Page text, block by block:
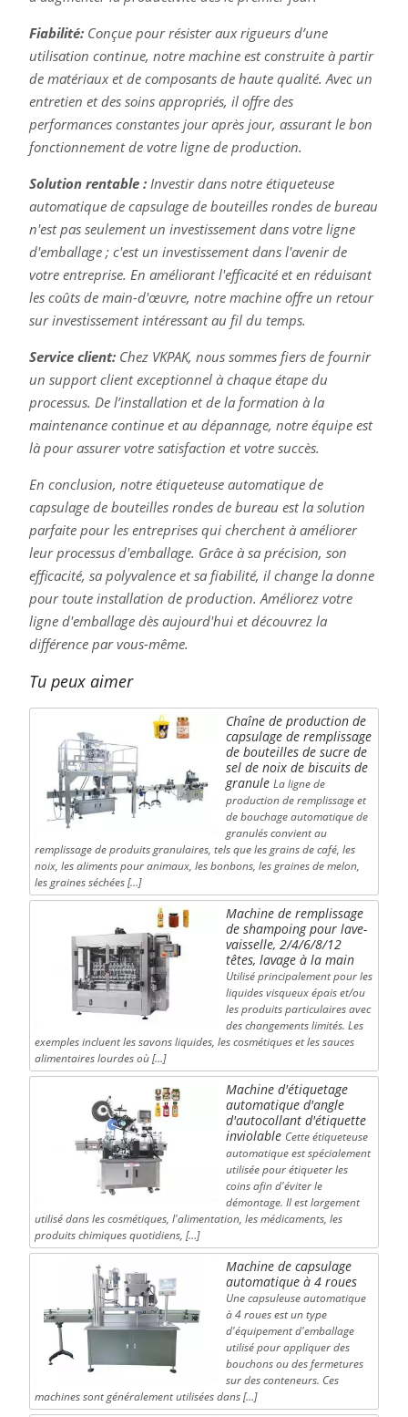
Fiabilité:Conçue pour résister aux rigueurs d’une
utilisation continue, notre machine est construite à partir
de matériaux et de composants de haute qualité. Avec un
entretien et des soins appropriés, il offre des
performances constantes jour après jour, assurant le bon
fonctionnement de votre ligne de production.
Solution rentable :Investir dans notre étiqueteuse
automatique de capsulage de bouteilles rondes de bureau
n'est pas seulement un investissement dans votre ligne
d'emballage ; c'est un investissement dans l'avenir de
votre entreprise. En améliorant l'efficacité et en réduisant
les coûts de main-d'œuvre, notre machine offre un retour
sur investissement intéressant au fil du temps.
Service client:Chez VKPAK, nous sommes fiers de fournir
un support client exceptionnel à chaque étape du
processus. De l’installation et de la formation à la
maintenance continue et au dépannage, notre équipe est
là pour assurer votre satisfaction et votre succès.
En conclusion, notre étiqueteuse automatique de
capsulage de bouteilles rondes de bureau est la solution
parfaite pour les entreprises qui cherchent à améliorer
leur processus d'emballage. Grâce à sa précision, son
efficacité, sa polyvalence et sa fiabilité, il change la donne
pour toute installation de production. Améliorez votre
ligne d'emballage dès aujourd'hui et découvrez la
différence par vous-même.
Tu peux aimer
Chaîne de production de
capsulage de remplissage
de bouteilles de sucre de
sel de noix de biscuits de
granule La ligne de
production de remplissage et
de bouchage automatique de
granulés convient au
remplissage de produits granulaires, tels que les grains de café, les
noix, les aliments pour animaux, les bonbons, les graines de melon,
les graines séchées […]
Machine de remplissage
de shampoing pour lave-
vaisselle, 2/4/6/8/12
têtes, lavage à la main
Utilisé principalement pour les
liquides visqueux épais et/ou
les produits particulaires avec
des changements limités. Les
exemples incluent les savons liquides, les cosmétiques et les sauces
alimentaires lourdes où […]
Machine d'étiquetage
automatique d'angle
d'autocollant d'étiquette
inviolable Cette étiqueteuse
automatique est spécialement
utilisée pour étiqueter les
coins afin d'éviter le
démontage. Il est largement
utilisé dans les cosmétiques, l'alimentation, les médicaments, les
produits chimiques quotidiens, […]
Machine de capsulage
automatique à 4 roues
Une capsuleuse automatique
à 4 roues est un type
d'équipement d'emballage
utilisé pour appliquer des
bouchons ou des fermetures
sur des conteneurs. Ces
machines sont généralement utilisées dans […]